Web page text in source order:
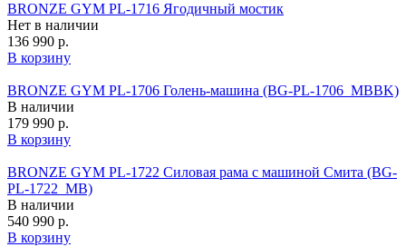
BRONZE GYM PL-1716 Ягодичный мостик
Нет в наличии
136 990 р.
В корзину
BRONZE GYM PL-1706 Голень-машина (BG‑PL‑1706_MBBK)
В наличии
179 990 р.
В корзину
BRONZE GYM PL-1722 Силовая рама с машиной Смита (BG-
PL-1722_MB)
В наличии
540 990 р.
В корзину